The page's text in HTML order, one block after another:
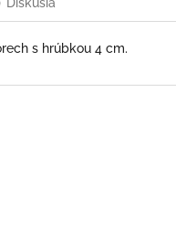
s hrúbkou 4 cm.